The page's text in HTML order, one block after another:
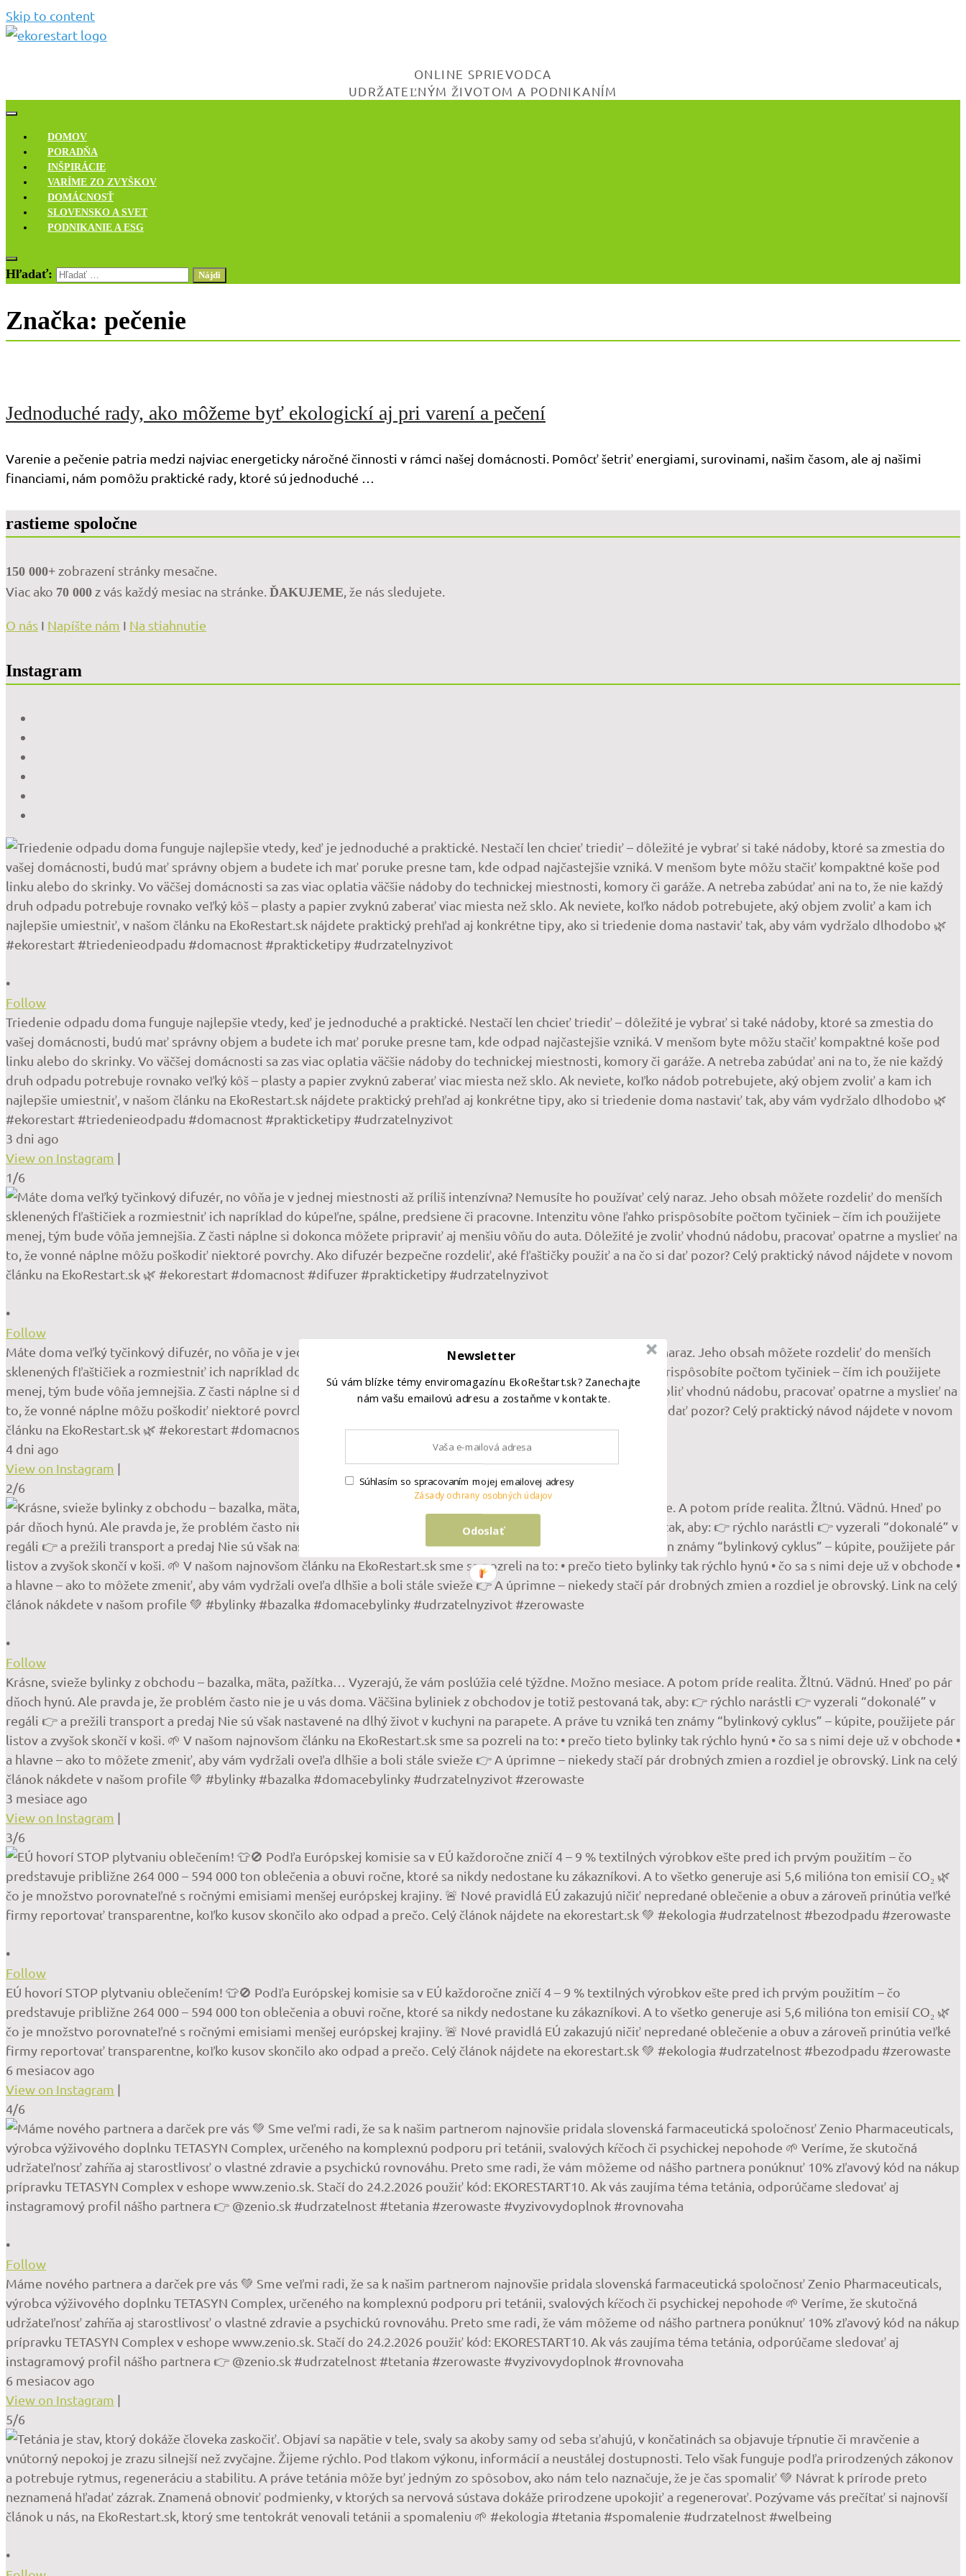
Skip to content
ONLINE SPRIEVODCA
UDRŽATEĽNÝM ŽIVOTOM A PODNIKANÍM
DOMOV
PORADŇA
INŠPIRÁCIE
VARÍME ZO ZVYŠKOV
DOMÁCNOSŤ
SLOVENSKO A SVET
PODNIKANIE A ESG
Hľadať:
Značka: pečenie
Jednoduché rady, ako môžeme byť ekologickí aj pri varení a pečení
Varenie a pečenie patria medzi najviac energeticky náročné činnosti v rámci našej domácnosti. Pomôcť šetriť energiami, surovinami, našim časom, ale aj našimi
financiami, nám pomôžu praktické rady, ktoré sú jednoduché …
rastieme spoločne
150 000+ zobrazení stránky mesačne.
Viac ako 70 000 z vás každý mesiac na stránke. ĎAKUJEME , že nás sledujete.
O nás I Napíšte nám I Na stiahnutie
Instagram
•
Follow
Triedenie odpadu doma funguje najlepšie vtedy, keď je jednoduché a praktické. Nestačí len chcieť triediť – dôležité je vybrať si také nádoby, ktoré sa zmestia do
vašej domácnosti, budú mať správny objem a budete ich mať poruke presne tam, kde odpad najčastejšie vzniká. V menšom byte môžu stačiť kompaktné koše pod
linku alebo do skrinky. Vo väčšej domácnosti sa zas viac oplatia väčšie nádoby do technickej miestnosti, komory či garáže. A netreba zabúdať ani na to, že nie každý
druh odpadu potrebuje rovnako veľký kôš – plasty a papier zvyknú zaberať viac miesta než sklo. Ak neviete, koľko nádob potrebujete, aký objem zvoliť a kam ich
najlepšie umiestniť, v našom článku na EkoRestart.sk nájdete praktický prehľad aj konkrétne tipy, ako si triedenie doma nastaviť tak, aby vám vydržalo dlhodobo 🌿
#ekorestart #triedenieodpadu #domacnost #prakticketipy #udrzatelnyzivot
3 dni ago
View on Instagram |
1/6
•
Follow
Máte doma veľký tyčinkový difuzér, no vôňa je v jednej miestnosti až príliš intenzívna? Nemusíte ho používať celý naraz. Jeho obsah môžete rozdeliť do menších
sklenených fľaštičiek a rozmiestniť ich napríklad do kúpeľne, spálne, predsiene či pracovne. Intenzitu vône ľahko prispôsobíte počtom tyčiniek – čím ich použijete
menej, tým bude vôňa jemnejšia. Z časti náplne si dokonca môžete pripraviť aj menšiu vôňu do auta. Dôležité je zvoliť vhodnú nádobu, pracovať opatrne a myslieť na
to, že vonné náplne môžu poškodiť niektoré povrchy. Ako difuzér bezpečne rozdeliť, aké fľaštičky použiť a na čo si dať pozor? Celý praktický návod nájdete v novom
článku na EkoRestart.sk 🌿 #ekorestart #domacnost #difuzer #prakticketipy #udrzatelnyzivot
4 dni ago
View on Instagram |
2/6
•
Follow
Krásne, svieže bylinky z obchodu – bazalka, mäta, pažítka… Vyzerajú, že vám poslúžia celé týždne. Možno mesiace. A potom príde realita. Žltnú. Vädnú. Hneď po pár
dňoch hynú. Ale pravda je, že problém často nie je u vás doma. Väčšina byliniek z obchodov je totiž pestovaná tak, aby: 👉 rýchlo narástli 👉 vyzerali “dokonalé” v
regáli 👉 a prežili transport a predaj Nie sú však nastavené na dlhý život v kuchyni na parapete. A práve tu vzniká ten známy “bylinkový cyklus” – kúpite, použijete pár
listov a zvyšok skončí v koši. 🌱 V našom najnovšom článku na EkoRestart.sk sme sa pozreli na to: • prečo tieto bylinky tak rýchlo hynú • čo sa s nimi deje už v obchode •
a hlavne – ako to môžete zmeniť, aby vám vydržali oveľa dlhšie a boli stále svieže 👉 A úprimne – niekedy stačí pár drobných zmien a rozdiel je obrovský. Link na celý
článok nákdete v našom profile 💚 #bylinky #bazalka #domacebylinky #udrzatelnyzivot #zerowaste
3 mesiace ago
View on Instagram |
3/6
•
Follow
EÚ hovorí STOP plytvaniu oblečením! 👕🚫 Podľa Európskej komisie sa v EÚ každoročne zničí 4 – 9 % textilných výrobkov ešte pred ich prvým použitím – čo
predstavuje približne 264 000 – 594 000 ton oblečenia a obuvi ročne, ktoré sa nikdy nedostane ku zákazníkovi. A to všetko generuje asi 5,6 milióna ton emisií CO₂ 🌿
čo je množstvo porovnateľné s ročnými emisiami menšej európskej krajiny. 🚨 Nové pravidlá EÚ zakazujú ničiť nepredané oblečenie a obuv a zároveň prinútia veľké
firmy reportovať transparentne, koľko kusov skončilo ako odpad a prečo. Celý článok nájdete na ekorestart.sk 💚 #ekologia #udrzatelnost #bezodpadu #zerowaste
6 mesiacov ago
View on Instagram |
4/6
•
Follow
Máme nového partnera a darček pre vás 💚 Sme veľmi radi, že sa k našim partnerom najnovšie pridala slovenská farmaceutická spoločnosť Zenio Pharmaceuticals,
výrobca výživového doplnku TETASYN Complex, určeného na komplexnú podporu pri tetánii, svalových kŕčoch či psychickej nepohode 🌱 Veríme, že skutočná
udržateľnosť zahŕňa aj starostlivosť o vlastné zdravie a psychickú rovnováhu. Preto sme radi, že vám môžeme od nášho partnera ponúknuť 10% zľavový kód na nákup
prípravku TETASYN Complex v eshope www.zenio.sk. Stačí do 24.2.2026 použiť kód: EKORESTART10. Ak vás zaujíma téma tetánia, odporúčame sledovať aj
instagramový profil nášho partnera 👉 @zenio.sk #udrzatelnost #tetania #zerowaste #vyzivovydoplnok #rovnovaha
6 mesiacov ago
View on Instagram |
5/6
•
Newsletter
Sú vám blízke témy enviromagazínu EkoReštart.sk? Zanechajte
nám vašu emailovú adresu a zostaňme v kontakte.
Odoslať
Súhlasím so spracovaním mojej emailovej adresy
Zásady ochrany osobných údajov